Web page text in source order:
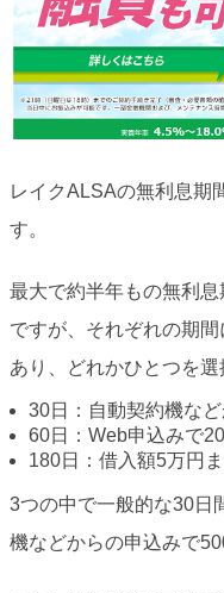
レイクALSAの無利息期
す。
最大で約半年もの無利
ですが、それぞれの期
あり、どれかひとつを選
30日：自動契約機な
60日：Web申込みで
180日：借入額5万円
3つの中で一般的な30日
機などからの申込みで